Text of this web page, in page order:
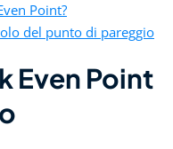
Point?
del punto di pareggio
Even Point